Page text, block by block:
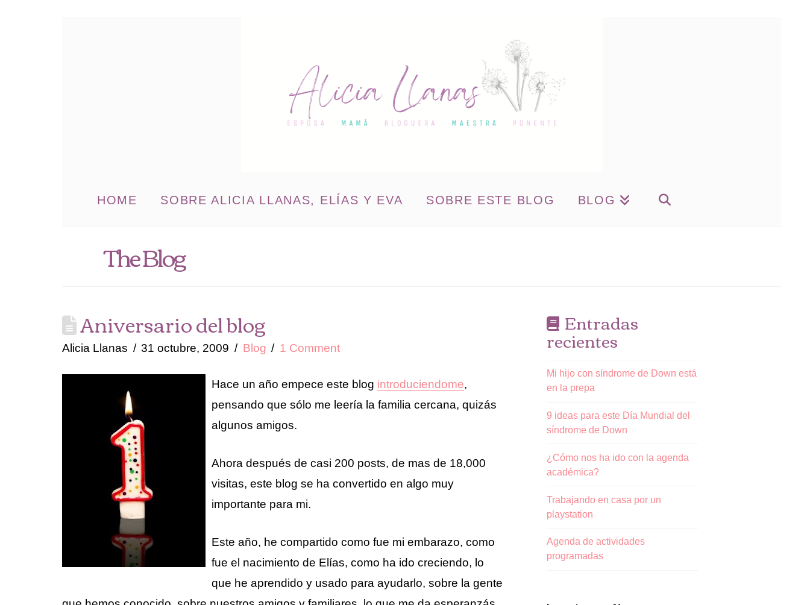
HOME SOBRE ALICIA LLANAS, ELÍAS Y EVA SOBRE ESTE BLOG BLOG
The Blog
Aniversario del blog
Alicia Llanas 31 octubre, 2009 Blog 1 Comment
Hace un año empece este blog introduciendome,
pensando que sólo me leería la familia cercana, quizás
algunos amigos.
Ahora después de casi 200 posts, de mas de 18,000
visitas, este blog se ha convertido en algo muy
importante para mi.
Este año, he compartido como fue mi embarazo, como
fue el nacimiento de Elías, como ha ido creciendo, lo
que he aprendido y usado para ayudarlo, sobre la gente
Entradas
recientes
Mi hijo con síndrome de Down está
en la prepa
9 ideas para este Día Mundial del
síndrome de Down
¿Cómo nos ha ido con la agenda
académica?
Trabajando en casa por un
playstation
Agenda de actividades
programadas